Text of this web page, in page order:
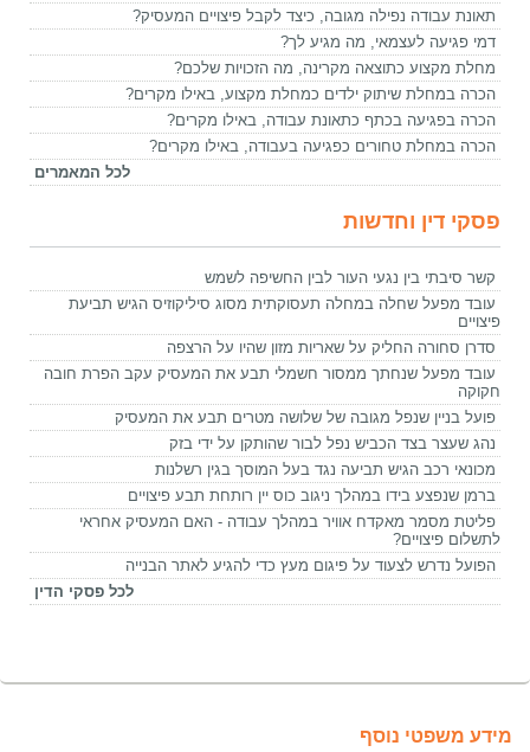
תאונת עבודה נפילה מגובה, כיצד לקבל פיצויים המעסיק?
דמי פגיעה לעצמאי, מה מגיע לך?
מחלת מקצוע כתוצאה מקרינה, מה הזכויות שלכם?
הכרה במחלת שיתוק ילדים כמחלת מקצוע, באילו מקרים?
הכרה בפגיעה בכתף כתאונת עבודה, באילו מקרים?
הכרה במחלת טחורים כפגיעה בעבודה, באילו מקרים?
לכל המאמרים
פסקי דין וחדשות
קשר סיבתי בין נגעי העור לבין החשיפה לשמש
עובד מפעל שחלה במחלה תעסוקתית מסוג סיליקוזיס הגיש תביעת
פיצויים
סדרן סחורה החליק על שאריות מזון שהיו על הרצפה
עובד מפעל שנחתך ממסור חשמלי תבע את המעסיק עקב הפרת חובה
חקוקה
פועל בניין שנפל מגובה של שלושה מטרים תבע את המעסיק
נהג שעצר בצד הכביש נפל לבור שהותקן על ידי בזק
מכונאי רכב הגיש תביעה נגד בעל המוסך בגין רשלנות
ברמן שנפצע בידו במהלך ניגוב כוס יין רותחת תבע פיצויים
פליטת מסמר מאקדח אוויר במהלך עבודה - האם המעסיק אחראי
לתשלום פיצויים?
הפועל נדרש לצעוד על פיגום מעץ כדי להגיע לאתר הבנייה
לכל פסקי הדין
מידע משפטי נוסף